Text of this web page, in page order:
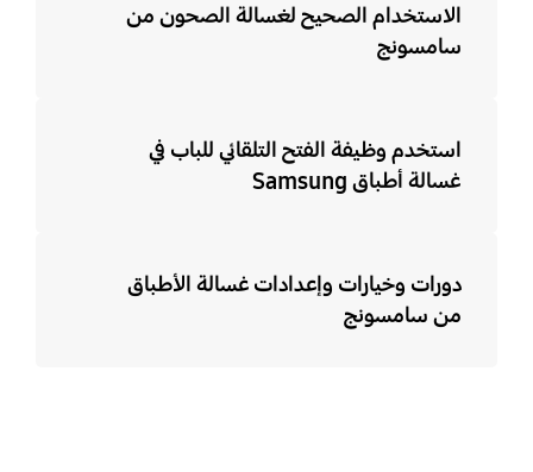
الاستخدام الصحيح لغسالة الصحون من
سامسونج
استخدم وظيفة الفتح التلقائي للباب في
غسالة أطباق Samsung
دورات وخيارات وإعدادات غسالة الأطباق
من سامسونج